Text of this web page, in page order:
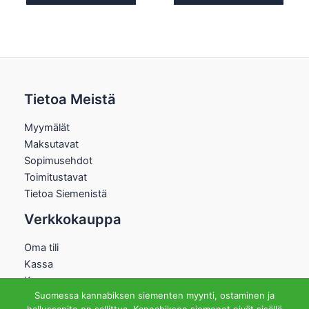
Tietoa Meistä
Myymälät
Maksutavat
Sopimusehdot
Toimitustavat
Tietoa Siemenistä
Verkkokauppa
Oma tili
Kassa
Kauppa
Ostoskori
Suomessa kannabiksen siementen myynti, ostaminen ja